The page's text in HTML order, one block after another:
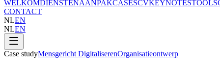
WELKOMDIENSTENAANPAKCASESCVKEYNOTESTOOLS
CONTACT
NLEN
NLEN
Case studyMensgericht DigitaliserenOrganisatieontwerp